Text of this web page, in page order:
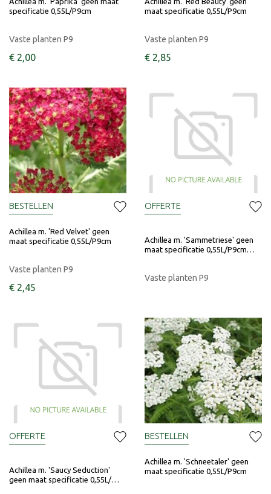
specificatie 0,55L/P9cm
Vaste planten P9
€ 2,00
maat specificatie 0,55L/P9cm
Vaste planten P9
€ 2,85
Achillea m. 'Red Velvet' geen
maat specificatie 0,55L/P9cm
Vaste planten P9
€ 2,45
BESTELLEN
Achillea m. 'Sammetriese' geen
maat specificatie 0,55L/P9cm…
Vaste planten P9
OFFERTE
Achillea m. 'Saucy Seduction'
geen maat specificatie 0,55L/…
OFFERTE
Achillea m. 'Schneetaler' geen
maat specificatie 0,55L/P9cm
BESTELLEN